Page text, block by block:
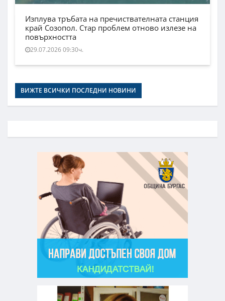
Изплува тръбата на пречиствателната станция
край Созопол. Стар проблем отново излезе на
повърхността
29.07.2026 09:30ч.
ВИЖТЕ ВСИЧКИ ПОСЛЕДНИ НОВИНИ